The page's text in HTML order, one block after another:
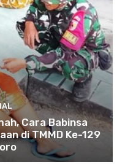
Cara Babinsa
di TMMD Ke-129